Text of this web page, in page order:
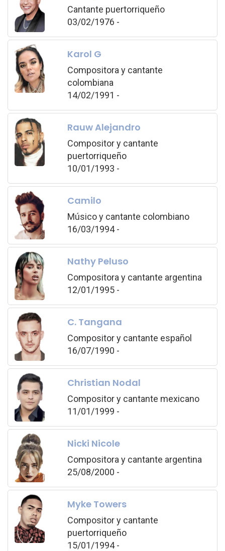
Cantante puertorriqueño
03/02/1976 -
Karol G
Compositora y cantante
colombiana
14/02/1991 -
Rauw Alejandro
Compositor y cantante
puertorriqueño
10/01/1993 -
Camilo
Músico y cantante colombiano
16/03/1994 -
Nathy Peluso
Compositora y cantante argentina
12/01/1995 -
C. Tangana
Compositor y cantante español
16/07/1990 -
Christian Nodal
Compositor y cantante mexicano
11/01/1999 -
Nicki Nicole
Compositora y cantante argentina
25/08/2000 -
Myke Towers
Compositor y cantante
puertorriqueño
15/01/1994 -